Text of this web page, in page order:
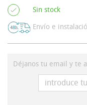
Sin stock
Envío e
Déjanos tu email y te